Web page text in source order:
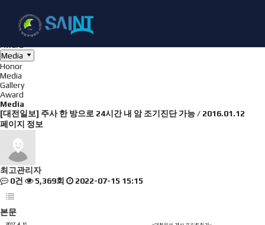
Honor
Media
Gallery
Media
Honor
Media
Gallery
Award
Media
[대전일보] 주사 한 방으로 24시간 내 암 조기진단 가능 / 2016.01.12
페이지 정보
최고관리자
0건
5,369회 2022-07-15 15:15
본문